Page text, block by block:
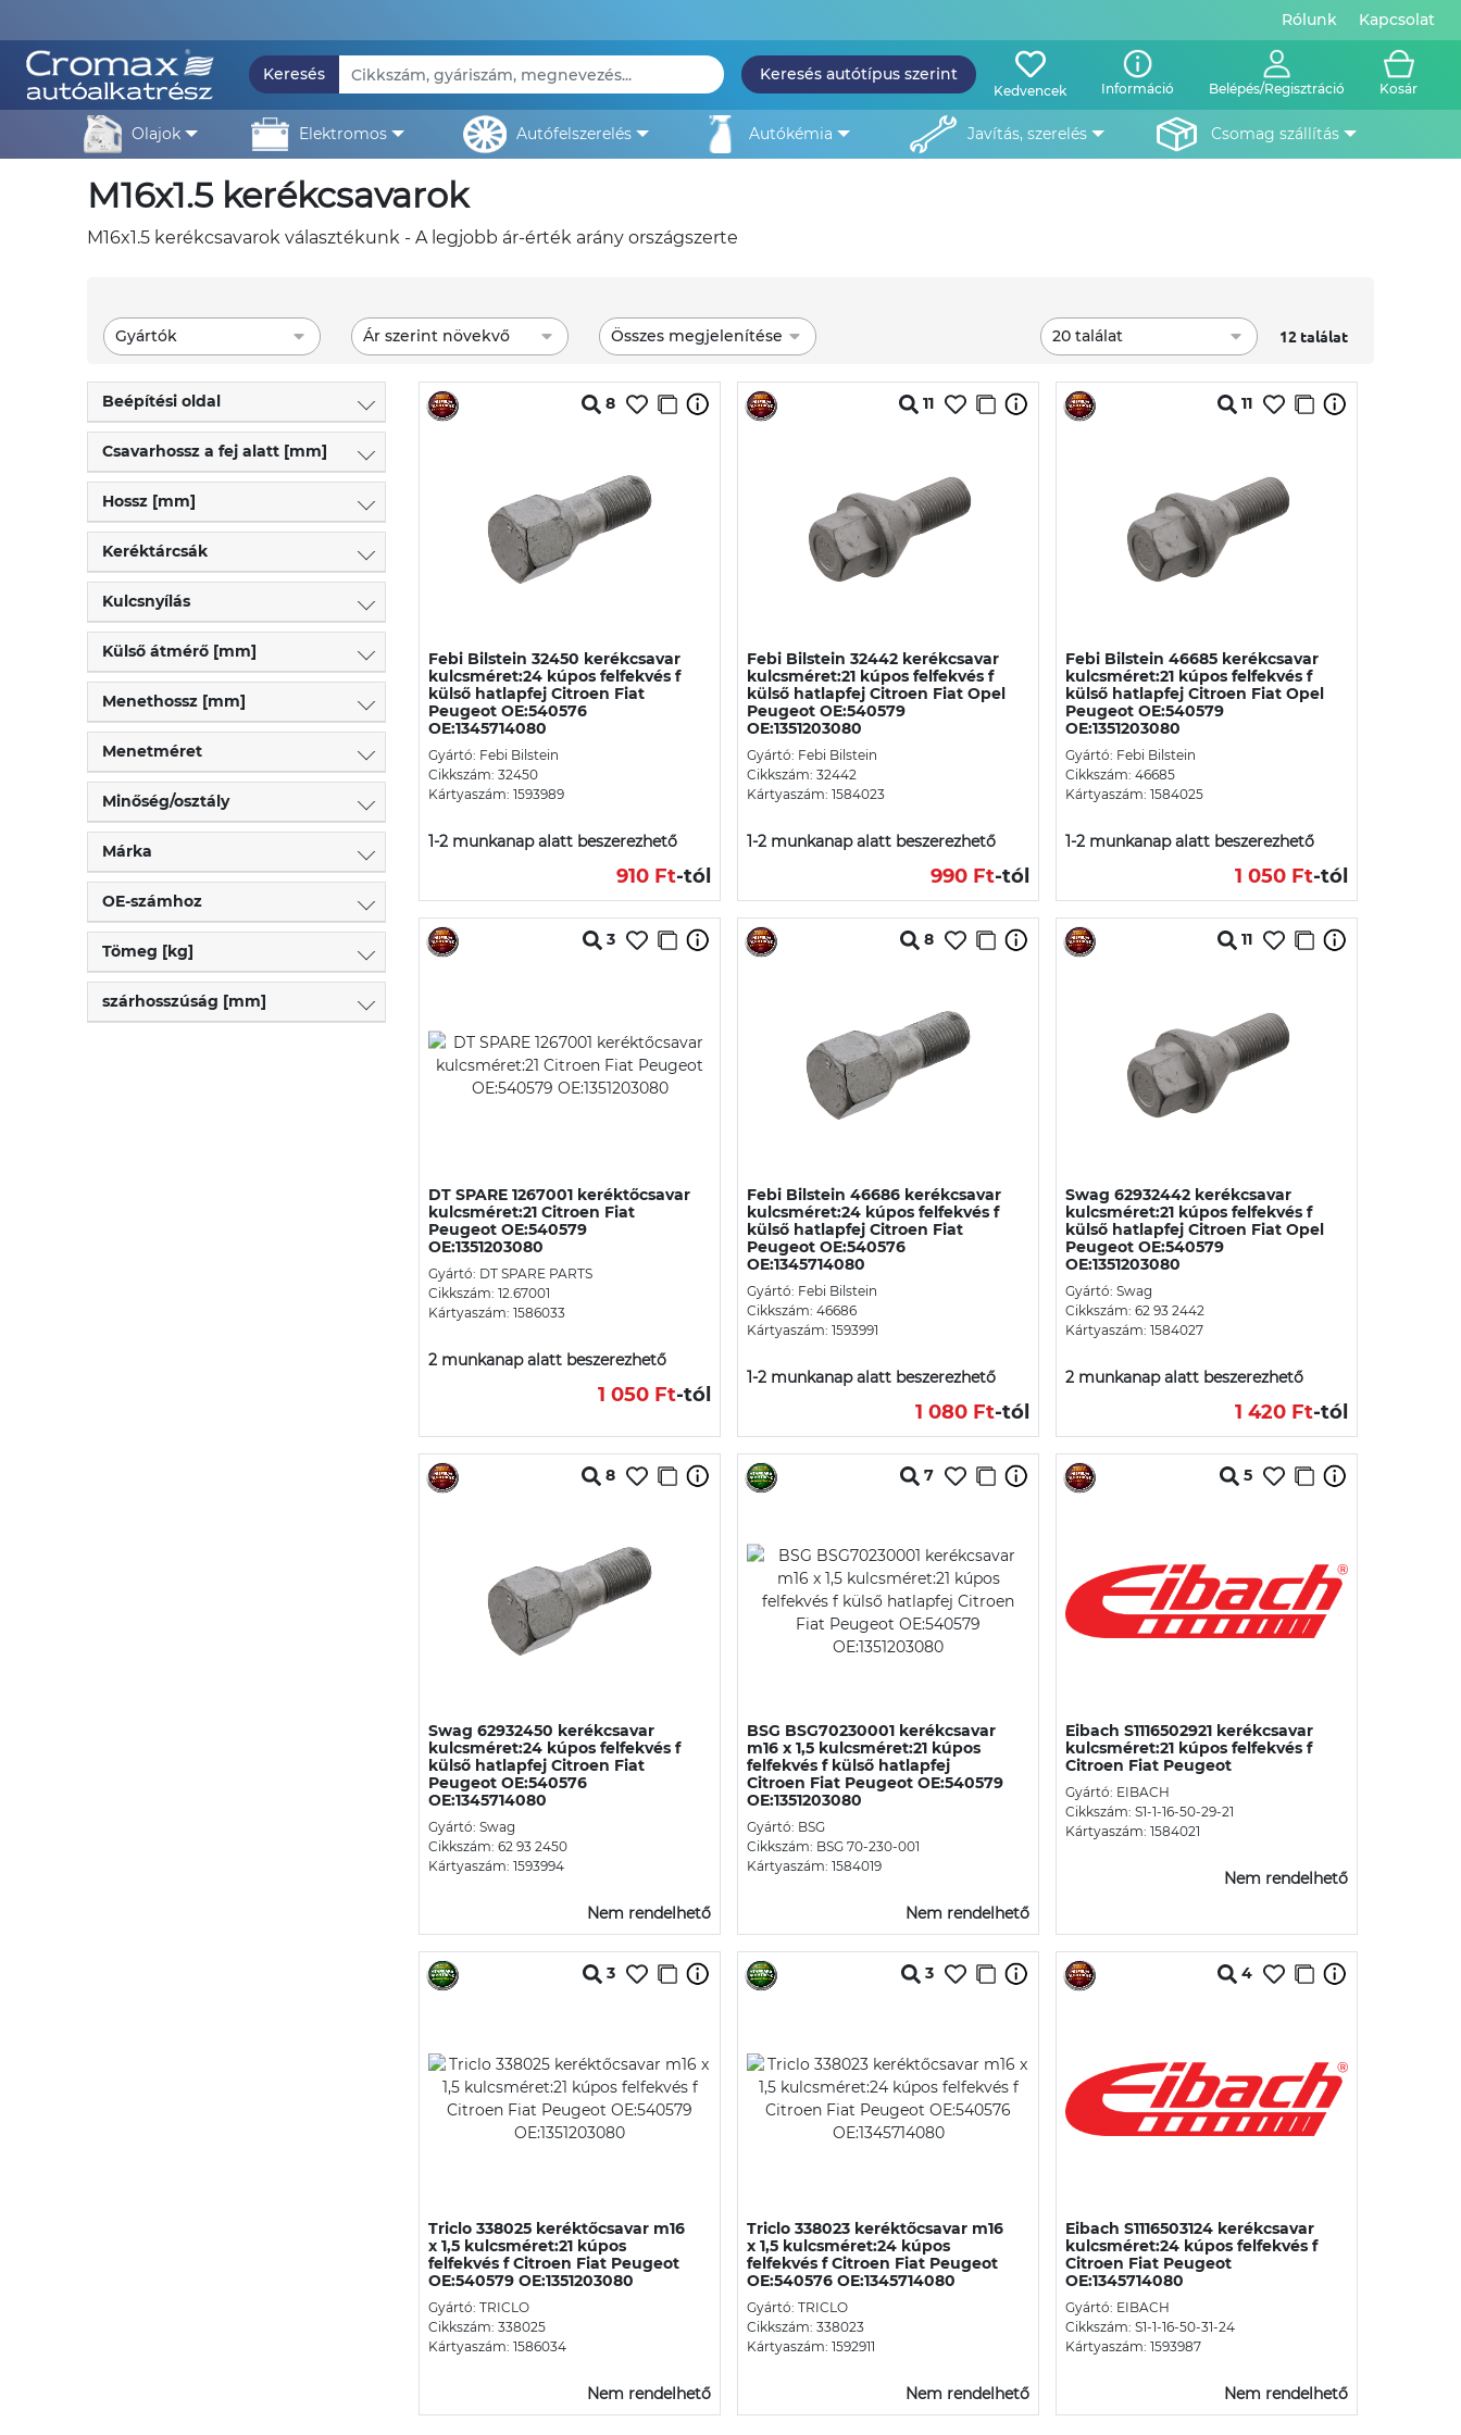
Rólunk Kapcsolat
Keresés Keresés autótípus szerint
Kedvencek Információ Belépés/Regisztráció Kosár
olajok elektromos autófelszerelés autókémia javítás, szerelés csomag szállítás
m16x1.5 kerékcsavarok
m16x1.5 kerékcsavarok választékunk - A legjobb ár-érték arány országszerte
Gyártók Ár szerint növekvő Összes megjelenítése 20 találat 12 találat
Beépítési oldal
Csavarhossz a fej alatt [mm]
Hossz [mm]
Keréktárcsák
Kulcsnyílás
Külső átmérő [mm]
Menethossz [mm]
Menetméret
Minőség/osztály
Márka
OE-számhoz
Tömeg [kg]
szárhosszúság [mm]
8
Febi Bilstein 32450 kerékcsavar
kulcsméret:24 kúpos felfekvés f
külső hatlapfej Citroen Fiat
Peugeot OE:540576
OE:1345714080
Gyártó: Febi Bilstein
Cikkszám: 32450
Kártyaszám: 1593989
1-2 munkanap alatt beszerezhető
910 Ft-tól
11
Febi Bilstein 32442 kerékcsavar
kulcsméret:21 kúpos felfekvés f
külső hatlapfej Citroen Fiat Opel
Peugeot OE:540579
OE:1351203080
Gyártó: Febi Bilstein
Cikkszám: 32442
Kártyaszám: 1584023
1-2 munkanap alatt beszerezhető
990 Ft-tól
11
Febi Bilstein 46685 kerékcsavar
kulcsméret:21 kúpos felfekvés f
külső hatlapfej Citroen Fiat Opel
Peugeot OE:540579
OE:1351203080
Gyártó: Febi Bilstein
Cikkszám: 46685
Kártyaszám: 1584025
1-2 munkanap alatt beszerezhető
1 050 Ft-tól
3
DT SPARE 1267001 keréktőcsavar
kulcsméret:21 Citroen Fiat
Peugeot OE:540579
OE:1351203080
Gyártó: DT SPARE PARTS
Cikkszám: 12.67001
Kártyaszám: 1586033
2 munkanap alatt beszerezhető
1 050 Ft-tól
8
Febi Bilstein 46686 kerékcsavar
kulcsméret:24 kúpos felfekvés f
külső hatlapfej Citroen Fiat
Peugeot OE:540576
OE:1345714080
Gyártó: Febi Bilstein
Cikkszám: 46686
Kártyaszám: 1593991
1-2 munkanap alatt beszerezhető
1 080 Ft-tól
11
Swag 62932442 kerékcsavar
kulcsméret:21 kúpos felfekvés f
külső hatlapfej Citroen Fiat Opel
Peugeot OE:540579
OE:1351203080
Gyártó: Swag
Cikkszám: 62 93 2442
Kártyaszám: 1584027
2 munkanap alatt beszerezhető
1 420 Ft-tól
8
Swag 62932450 kerékcsavar
kulcsméret:24 kúpos felfekvés f
külső hatlapfej Citroen Fiat
Peugeot OE:540576
OE:1345714080
Gyártó: Swag
Cikkszám: 62 93 2450
Kártyaszám: 1593994
Nem rendelhető
7
BSG BSG70230001 kerékcsavar
m16 x 1,5 kulcsméret:21 kúpos
felfekvés f külső hatlapfej
Citroen Fiat Peugeot OE:540579
OE:1351203080
Gyártó: BSG
Cikkszám: BSG 70-230-001
Kártyaszám: 1584019
Nem rendelhető
5
Eibach S1116502921 kerékcsavar
kulcsméret:21 kúpos felfekvés f
Citroen Fiat Peugeot
Gyártó: EIBACH
Cikkszám: S1-1-16-50-29-21
Kártyaszám: 1584021
Nem rendelhető
3
Triclo 338025 keréktőcsavar m16
x 1,5 kulcsméret:21 kúpos
felfekvés f Citroen Fiat Peugeot
OE:540579 OE:1351203080
Gyártó: TRICLO
Cikkszám: 338025
Kártyaszám: 1586034
Nem rendelhető
3
Triclo 338023 keréktőcsavar m16
x 1,5 kulcsméret:24 kúpos
felfekvés f Citroen Fiat Peugeot
OE:540576 OE:1345714080
Gyártó: TRICLO
Cikkszám: 338023
Kártyaszám: 1592911
Nem rendelhető
4
Eibach S1116503124 kerékcsavar
kulcsméret:24 kúpos felfekvés f
Citroen Fiat Peugeot
OE:1345714080
Gyártó: EIBACH
Cikkszám: S1-1-16-50-31-24
Kártyaszám: 1593987
Nem rendelhető